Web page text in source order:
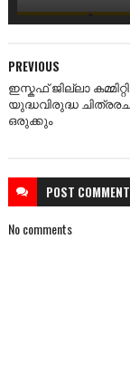
PREVIOUS
ഇസ്കഫ് ജില്ലാ
യുദ്ധവിരുദ്ധ
ഒരുക്കും
POST COMMENT
No comments